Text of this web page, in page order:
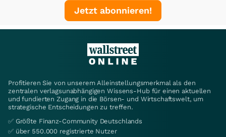
Jetzt abonnieren!
Profitieren Sie von unserem Alleinstellungsmerkmal als den
zentralen verlagsunabhängigen Wissens-Hub für einen aktuellen
und fundierten Zugang in die Börsen- und Wirtschaftswelt, um
strategische Entscheidungen zu treffen.
✅ Größte Finanz-Community Deutschlands
✅ über 550.000 registrierte Nutzer